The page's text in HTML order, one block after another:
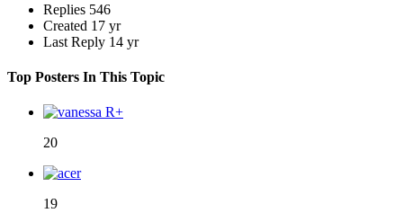
Replies 546
Created 17 yr
Last Reply 14 yr
Top Posters In This Topic
20
19